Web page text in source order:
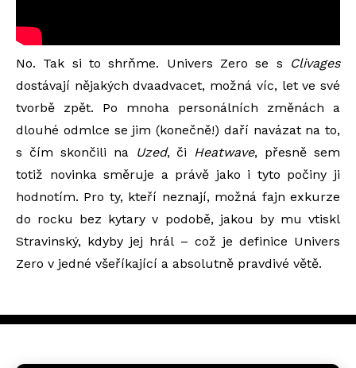
No. Tak si to shrňme. Univers Zero se s
Clivages
dostávají nějakých dvaadvacet, možná víc, let ve své
tvorbě zpět. Po mnoha personálních změnách a
dlouhé odmlce se jim (konečně!) daří navázat na to,
s čím skončili na
Uzed, či Heatwave, přesně sem
totiž novinka směruje a právě jako i tyto počiny ji
hodnotím. Pro ty, kteří neznají, možná fajn exkurze
do rocku bez kytary v podobě, jakou by mu vtiskl
Stravinský, kdyby jej hrál – což je definice Univers
Zero v jedné všeříkající a absolutně pravdivé větě.